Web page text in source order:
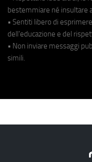
bestemmiare né insultare
• Sentiti libero di
dell'educazione e del
• Non inviare messaggi
simili.